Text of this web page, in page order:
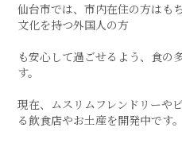
仙台市では、市内在住の方はも
文化を持つ外国人の方
も安心して過ごせるよう、食の
す。
現在、ムスリムフレンドリーや
る飲食店やお土産を開発中です。